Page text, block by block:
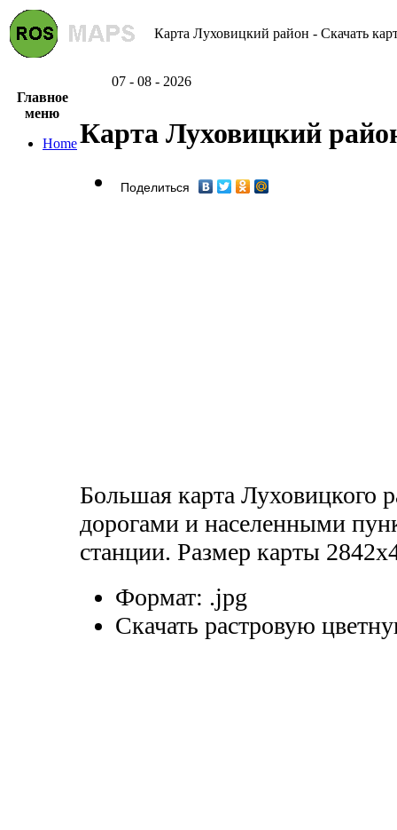
Карта Луховицкий район - Скачать
07 - 08 - 2026
Главное
меню
HomeКарта Луховицкий
Поделиться
Большая карта Луховицкого
дорогами и населенными
станции. Размер карты
Формат: .jpg
Скачать растровую